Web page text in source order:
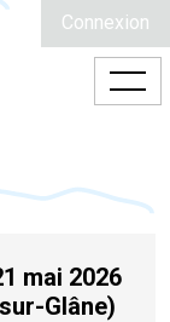
Connexion
mai 2026
Glâne)